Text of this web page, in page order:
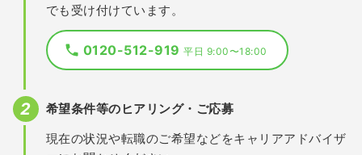
でも受け付けています。
0120-512-919平日 9:00〜18:00
希望条件等のヒアリング・ご応募
現在の状況や転職のご希望などをキャリアアドバイザ